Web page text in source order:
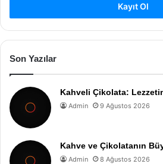
Kayıt Ol
Son Yazılar
Kahveli Çikolata:
Admin 9 Ağustos 2026
Kahve ve Çikolatanın
Admin 8 Ağustos 2026